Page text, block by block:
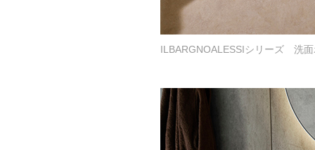
ILBARGNOALESSIシリーズ 洗面